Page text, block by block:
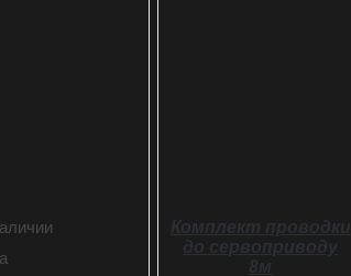
Комплект проводки
до сервоприводу
8м